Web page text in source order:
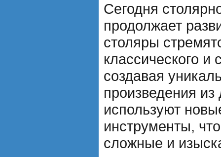
Сегодня
продолжает
столяры
классического и
создавая
произведения
используют
инструменты,
сложные и